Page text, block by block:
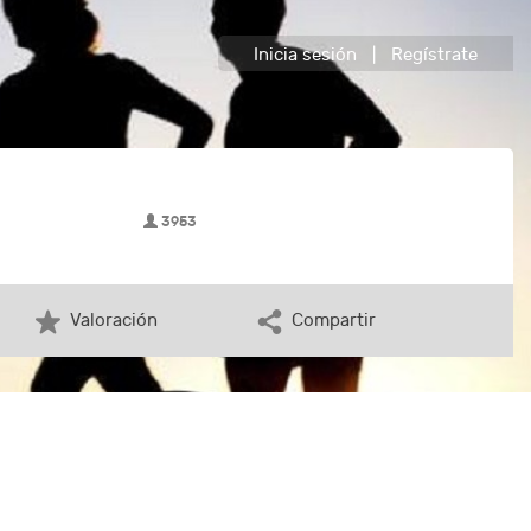
Inicia sesión Regístrate
3953
Valoración Compartir